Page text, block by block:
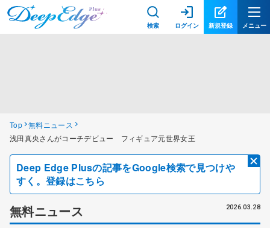
検索 ログイン 新規登録 メニュー
Top 無料ニュース
浅田真央さんがコーチデビュー フィギュア元世界女王
Deep Edge Plusの記事をGoogle検索で見つけや
すく。登録はこちら
無料ニュース 2026.03.28